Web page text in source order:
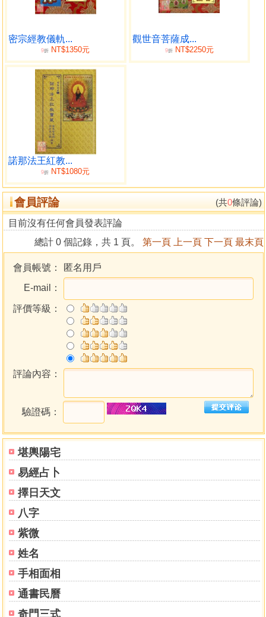
堪輿陽宅
易經占卜
擇日天文
八字
紫微
姓名
手相面相
通書民曆
奇門三式
密宗經教儀軌...
9折 NT$1350元
觀世音菩薩成...
9折NT$2250元
諾那法王紅教...
9折 NT$1080元
會員評論 (共0條評論)
目前沒有任何會員發表評論
總計 0 個記錄，共 1 頁。 第一頁 上一頁 下一頁 最末頁
會員帳號：
匿名用戶
E-mail：
評價等級：
評論內容：
驗證碼：